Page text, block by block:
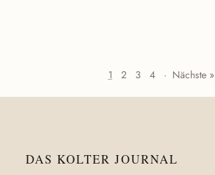
1 2 3 4 · Nächste »
DAS KOLTER JOURNAL